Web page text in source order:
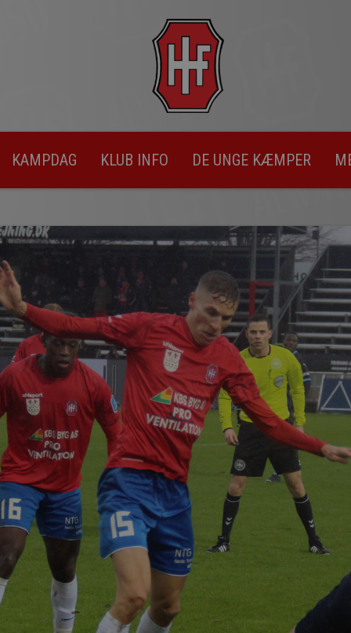
KAMPDAG KLUB INFO DE UNGE KÆMPER